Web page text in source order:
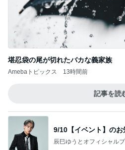
堪忍袋の尾が切れたバカな義家族
Amebaトピックス 13時間前
記事を読
9/10【イベント】のお
辰巳ゆうとオフィシャル